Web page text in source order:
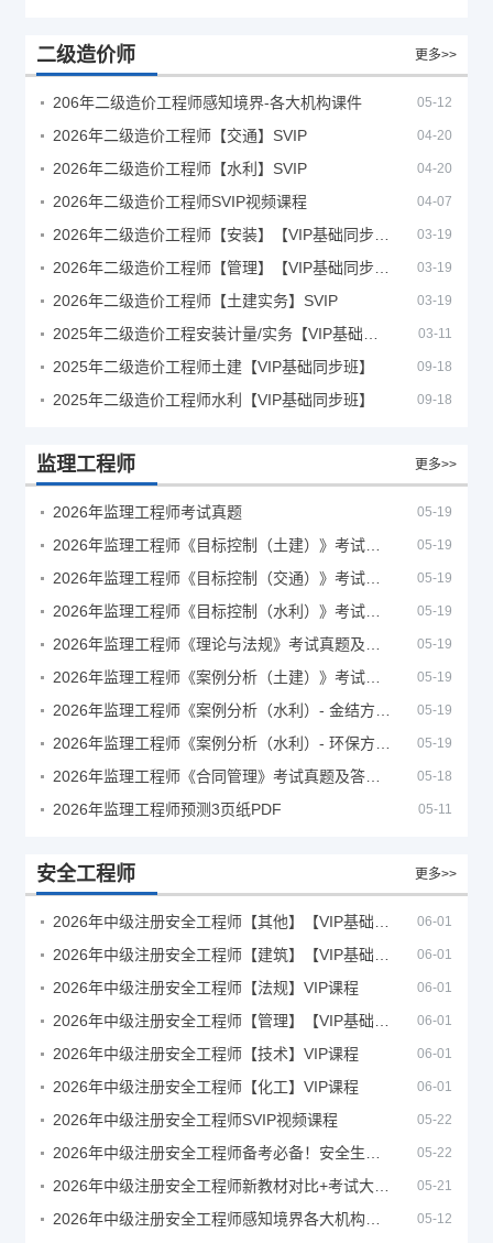
二级造价师 更多>>
206年二级造价工程师感知境界-各大机构课件 05-12
2026年二级造价工程师【交通】SVIP 04-20
2026年二级造价工程师【水利】SVIP 04-20
2026年二级造价工程师SVIP视频课程 04-07
03-19
03-19
2026年二级造价工程师【土建实务】SVIP 03-19
03-11
2025年二级造价工程师土建【VIP基础同步班】 09-18
2025年二级造价工程师水利【VIP基础同步班】 09-18
监理工程师 更多>>
2026年监理工程师考试真题 05-19
05-19
05-19
05-19
05-19
05-19
05-19
05-19
05-18
2026年监理工程师预测3页纸PDF 05-11
安全工程师 更多>>
06-01
06-01
2026年中级注册安全工程师【法规】VIP课程 06-01
06-01
2026年中级注册安全工程师【技术】VIP课程 06-01
2026年中级注册安全工程师【化工】VIP课程 06-01
2026年中级注册安全工程师SVIP视频课程 05-22
05-22
05-21
05-12